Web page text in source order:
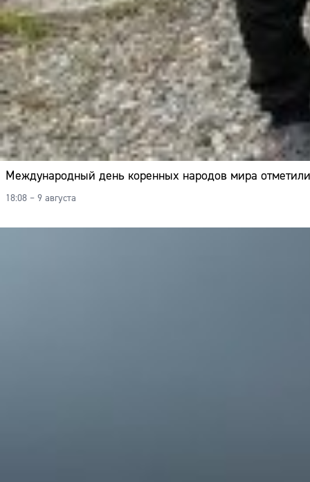
Международный день коренных народов мира
18:08 – 9 августа